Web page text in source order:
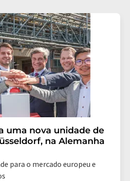
uma nova unidade de
na Alemanha
para o mercado europeu e